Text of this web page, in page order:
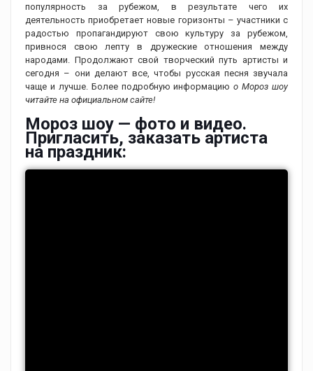
популярность за рубежом, в результате чего их
деятельность приобретает новые горизонты – участники с
радостью пропагандируют свою культуру за рубежом,
привнося свою лепту в дружеские отношения между
народами. Продолжают свой творческий путь артисты и
сегодня – они делают все, чтобы русская песня звучала
чаще и лучше. Более подробную информациюо Мороз шоу
читайте на официальном сайте!
Мороз шоу — фото и видео.
Пригласить, заказать артиста
на праздник: